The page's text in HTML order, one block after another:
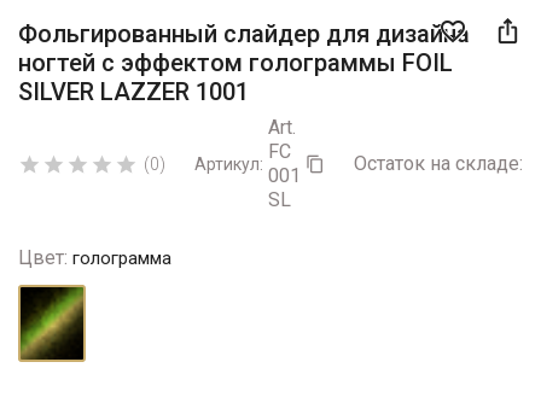
favorite_border 
Фольгированный слайдер для дизайна
ногтей с эффектом голограммы FOIL
SILVER LAZZER 1001
     (0) Артикул:
Art.
FC
001
SL
 Остаток на складе:
Цвет: голограмма
голограмма